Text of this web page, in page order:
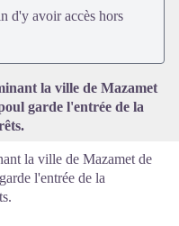
l'image en plein écran
d'y avoir accès hors
la ville de Mazamet
garde l'entrée de la
la ville de Mazamet de
l'entrée de la